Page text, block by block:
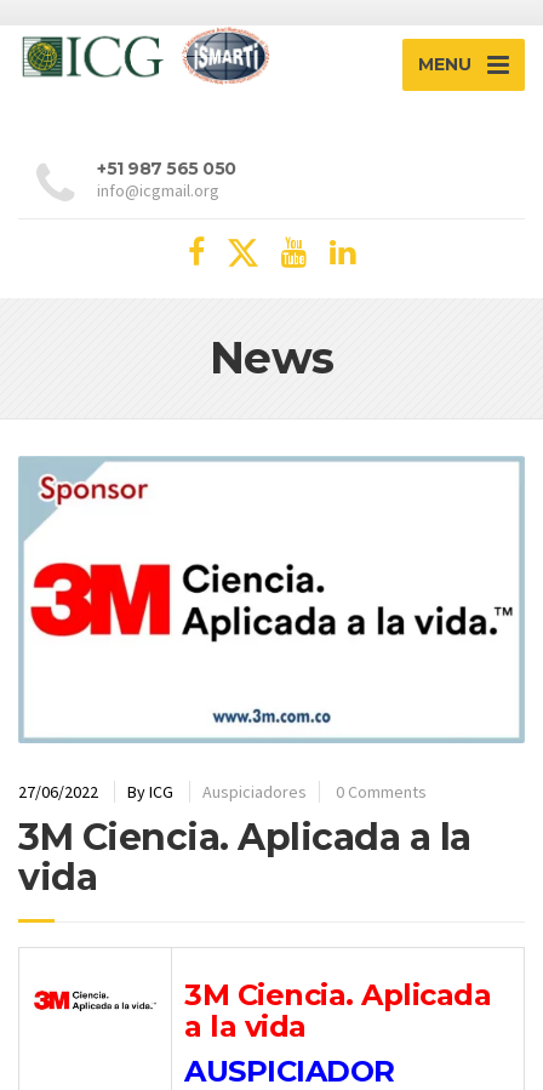
MENU
+51 987 565 050
info@icgmail.org
News
27/06/2022 ByICG Auspiciadores 0 Comments
3M Ciencia. Aplicada a la
vida
3M Ciencia. Aplicada
a la vida
AUSPICIADOR